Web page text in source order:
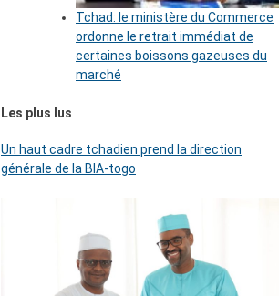
Tchad: le ministère du Commerce
ordonne le retrait immédiat de
certaines boissons gazeuses du
marché
Les plus lus
Un haut cadre tchadien prend la direction
générale de la BIA-togo